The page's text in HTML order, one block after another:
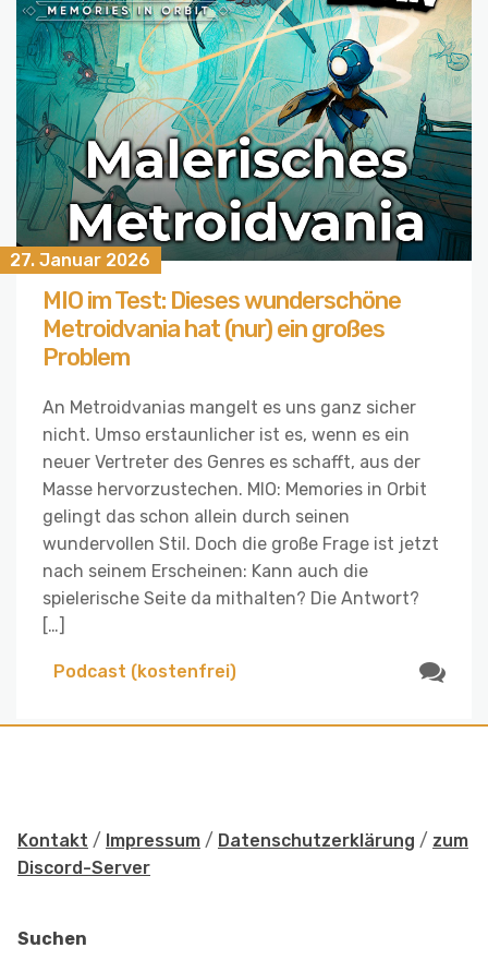
27. Januar 2026
MIO im Test: Dieses wunderschöne
Metroidvania hat (nur) ein großes
Problem
An Metroidvanias mangelt es uns ganz sicher
nicht. Umso erstaunlicher ist es, wenn es ein
neuer Vertreter des Genres es schafft, aus der
Masse hervorzustechen. MIO: Memories in Orbit
gelingt das schon allein durch seinen
wundervollen Stil. Doch die große Frage ist jetzt
nach seinem Erscheinen: Kann auch die
spielerische Seite da mithalten? Die Antwort?
[…]
Podcast (kostenfrei)
Kontakt / Impressum / Datenschutzerklärung / zum
Discord-Server
Suchen